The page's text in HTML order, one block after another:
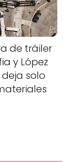
de tráiler
y López
solo